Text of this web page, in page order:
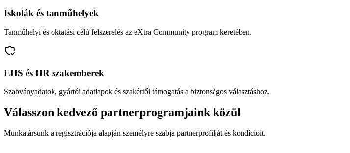
Iskolák és tanműhelyek
Tanműhelyi és oktatási célú felszerelés az eXtra Community program keretében.
EHS és HR szakemberek
Szabványadatok, gyártói adatlapok és szakértői támogatás a biztonságos választáshoz.
Válasszon kedvező partnerprogramjaink közül
Munkatársunk a regisztrációja alapján személyre szabja partnerprofilját és kondícióit.